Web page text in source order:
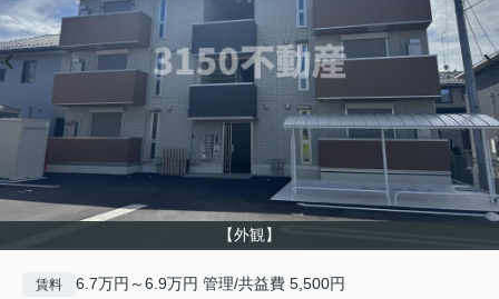
【外観】
賃料 6.7万円～6.9万円 管理/共益費 5,500円